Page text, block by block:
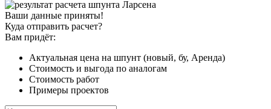
Ваши данные приняты!
Куда отправить расчет?
Вам придёт:
Актуальная цена на шпунт (новый, бу, Аренда)
Стоимость и выгода по аналогам
Стоимость работ
Примеры проектов